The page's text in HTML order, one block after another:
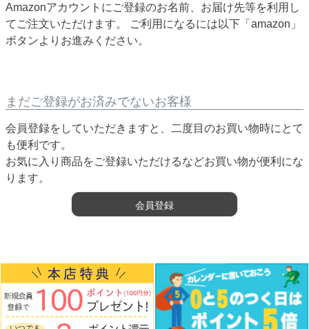
Amazonアカウントにご登録のお名前、お届け先等を利用し
てご注文いただけます。 ご利用になるには以下「amazon」
ボタンよりお進みください。
まだご登録がお済みでないお客様
会員登録をしていただきますと、二度目のお買い物時にとて
も便利です。
お気に入り商品をご登録いただけるなどお買い物が便利にな
ります。
会員登録